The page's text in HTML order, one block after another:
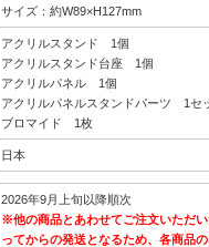
サイズ：約W89×H127mm
アクリルスタンド 1個
アクリルスタンド台座 1個
アクリルパネル 1個
アクリルパネルスタンドパーツ 1セ
ブロマイド 1枚
日本
2026年9月上旬以降順次
※他の商品とあわせてご注文いただ
ってからの発送となるため、各商品